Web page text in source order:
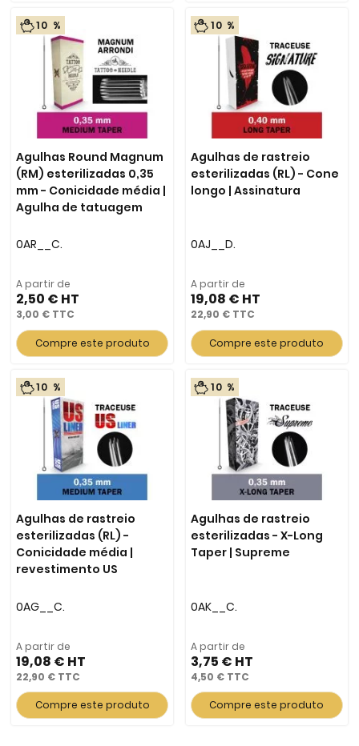
10 %
Agulhas Round Magnum
(RM) esterilizadas 0,35
mm - Conicidade média |
Agulha de tatuagem
0AR__C.
A partir de
2,50 €
3,00 €
Compre este produto
10 %
Agulhas de rastreio
esterilizadas (RL) - Cone
longo | Assinatura
0AJ__D.
A partir de
19,08 €
22,90 €
Compre este produto
10 %
Agulhas de rastreio
esterilizadas (RL) -
Conicidade média |
revestimento US
0AG__C.
A partir de
19,08 €
22,90 €
Compre este produto
10 %
Agulhas de rastreio
esterilizadas - X-Long
Taper | Supreme
0AK__C.
A partir de
3,75 €
4,50 €
Compre este produto